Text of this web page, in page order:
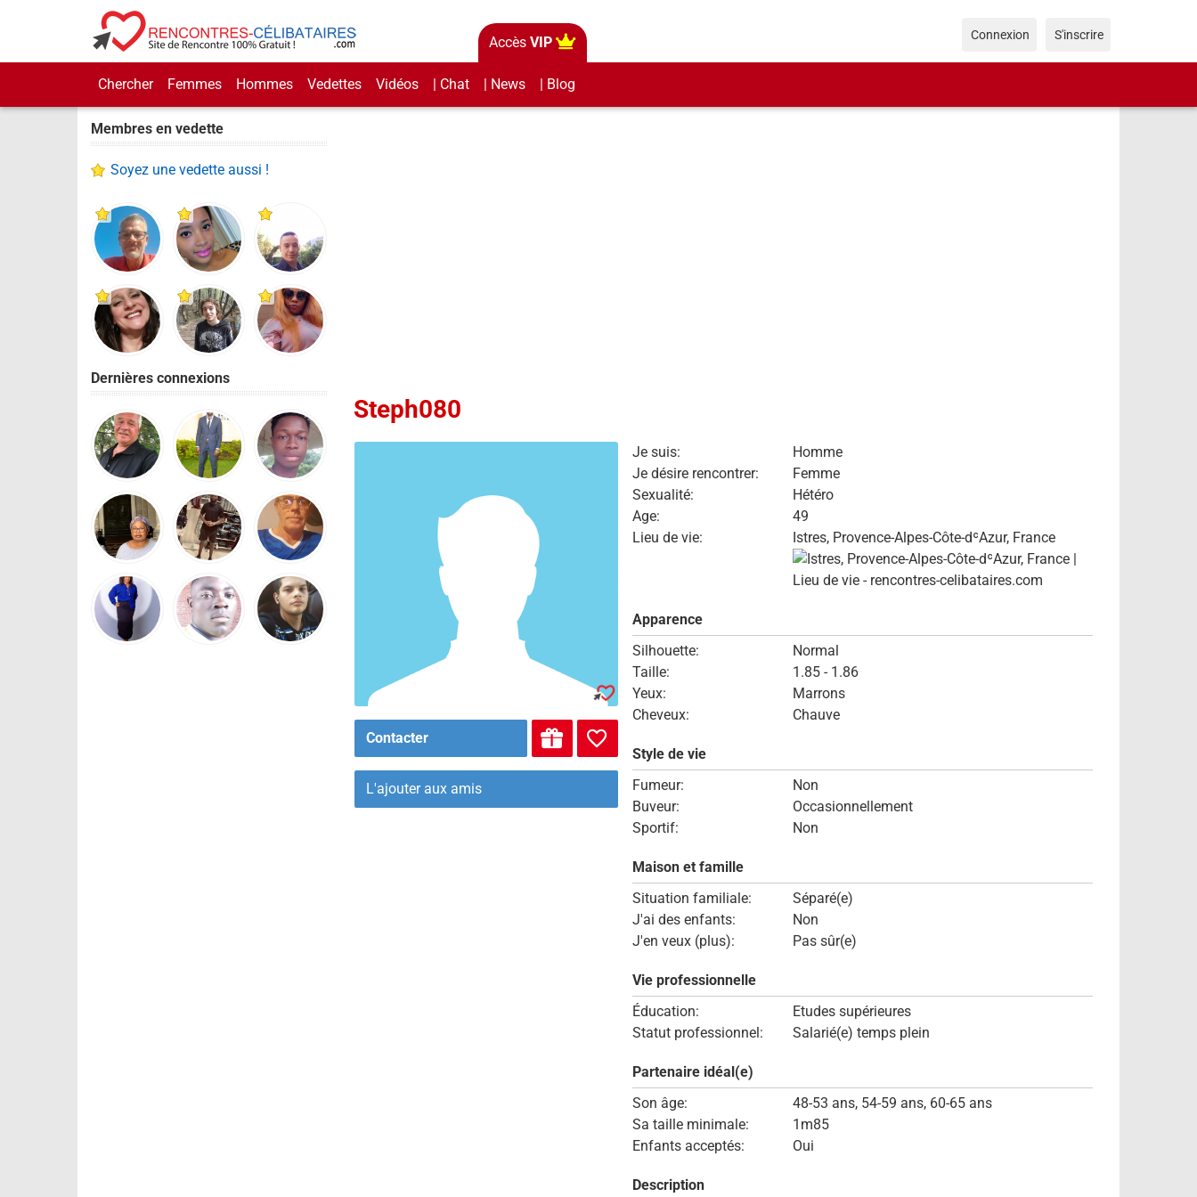
Accès VIP
Chercher Femmes Hommes Vedettes Vidéos | Chat | News | Blog
Connexion S'inscrire
Membres en vedette
Soyez une vedette aussi !
Dernières connexions
Steph080
Contacter
L'ajouter aux amis
Je suis:
Homme
Je désire rencontrer:
Femme
Sexualité:
Hétéro
Age:
49
Lieu de vie:
Istres, Provence-Alpes-Côte-dʿAzur, France
Apparence
Silhouette:
Normal
Taille:
1.85 - 1.86
Yeux:
Marrons
Cheveux:
Chauve
Style de vie
Fumeur:
Non
Buveur:
Occasionnellement
Sportif:
Non
Maison et famille
Situation familiale:
Séparé(e)
J'ai des enfants:
Non
J'en veux (plus):
Pas sûr(e)
Vie professionnelle
Éducation:
Etudes supérieures
Statut professionnel:
Salarié(e) temps plein
Partenaire idéal(e)
Son âge:
48-53 ans, 54-59 ans, 60-65 ans
Sa taille minimale:
1m85
Enfants acceptés:
Oui
Description